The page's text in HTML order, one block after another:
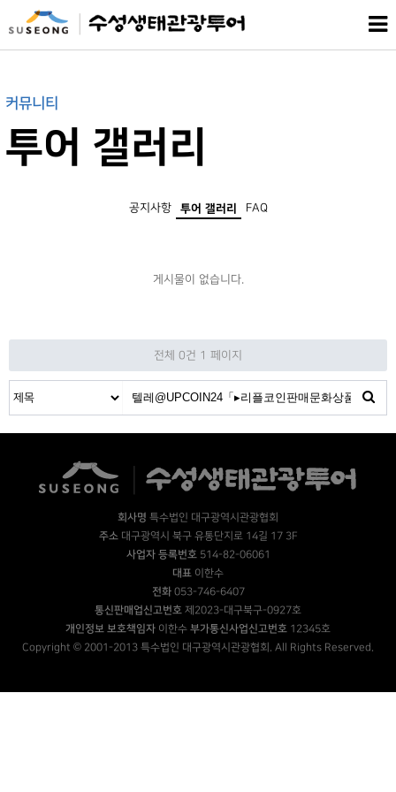
커뮤니티
투어 갤러리
공지사항 투어 갤러리 FAQ
게시물이 없습니다.
전체 0건 1 페이지
회사명 특수법인 대구광역시관광협회
주소대구광역시 북구 유통단지로 14길 17 3F
사업자 등록번호514-82-06061
대표 이한수
전화053-746-6407
통신판매업신고번호 제2023-대구북구-0927호
개인정보 보호책임자 이한수 부가통신사업신고번호 12345호
Copyright © 2001-2013 특수법인 대구광역시관광협회. All Rights Reserved.